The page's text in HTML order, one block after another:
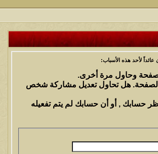
لأحد هذه الأسباب:
وحاول مرة أخرى.
الصفحة. هل تحاول تعديل مشاركة شخص
حسابك , أو أن حسابك لم يتم تفعيله